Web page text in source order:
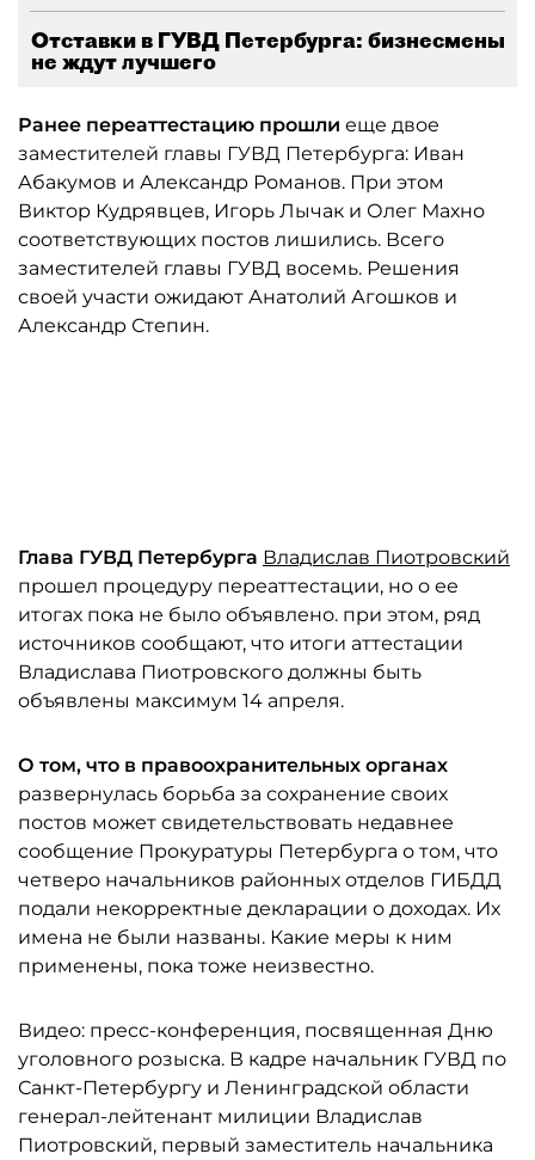
Отставки в ГУВД Петербурга: бизнесмены
не ждут лучшего
Ранее переаттестацию прошли еще двое
заместителей главы ГУВД Петербурга: Иван
Абакумов и Александр Романов. При этом
Виктор Кудрявцев, Игорь Лычак и Олег Махно
соответствующих постов лишились. Всего
заместителей главы ГУВД восемь. Решения
своей участи ожидают Анатолий Агошков и
Александр Степин.
Глава ГУВД Петербурга Владислав Пиотровский
прошел процедуру переаттестации, но о ее
итогах пока не было объявлено. при этом, ряд
источников сообщают, что итоги аттестации
Владислава Пиотровского должны быть
объявлены максимум 14 апреля.
О том, что в правоохранительных органах
развернулась борьба за сохранение своих
постов может свидетельствовать недавнее
сообщение Прокуратуры Петербурга о том, что
четверо начальников районных отделов ГИБДД
подали некорректные декларации о доходах. Их
имена не были названы. Какие меры к ним
применены, пока тоже неизвестно.
Видео: пресс-конференция, посвященная Дню
уголовного розыска. В кадре начальник ГУВД по
Санкт-Петербургу и Ленинградской области
генерал-лейтенант милиции Владислав
Пиотровский, первый заместитель начальника